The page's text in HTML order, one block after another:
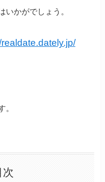
いかがでしょう。
。
次